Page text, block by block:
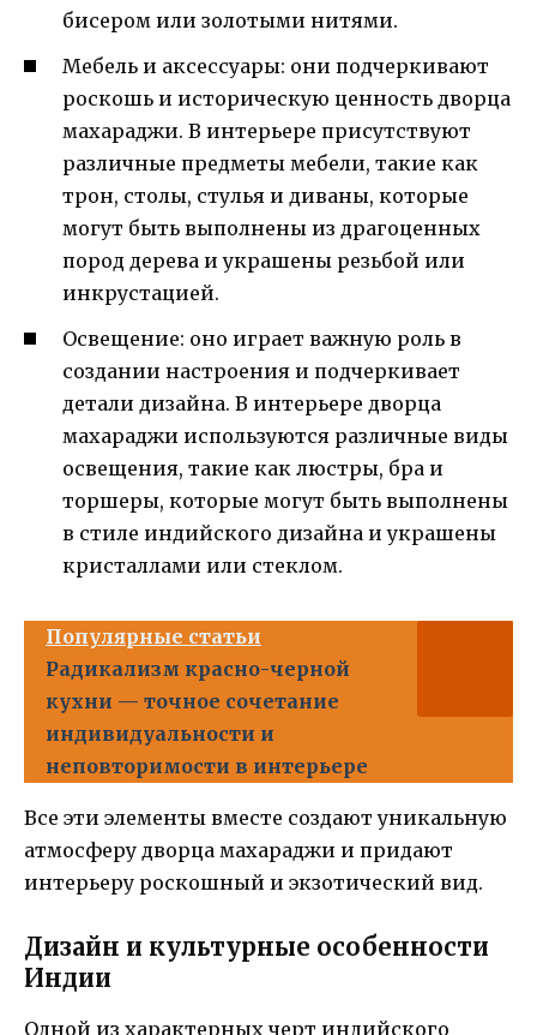
бисером или золотыми нитями.
Мебель и аксессуары: они подчеркивают
роскошь и историческую ценность дворца
махараджи. В интерьере присутствуют
различные предметы мебели, такие как
трон, столы, стулья и диваны, которые
могут быть выполнены из драгоценных
пород дерева и украшены резьбой или
инкрустацией.
Освещение: оно играет важную роль в
создании настроения и подчеркивает
детали дизайна. В интерьере дворца
махараджи используются различные виды
освещения, такие как люстры, бра и
торшеры, которые могут быть выполнены
в стиле индийского дизайна и украшены
кристаллами или стеклом.
Популярные статьи
Радикализм красно-черной
кухни — точное сочетание
индивидуальности и
неповторимости в интерьере
Все эти элементы вместе создают уникальную
атмосферу дворца махараджи и придают
интерьеру роскошный и экзотический вид.
Дизайн и культурные особенности
Индии
Одной из характерных черт индийского